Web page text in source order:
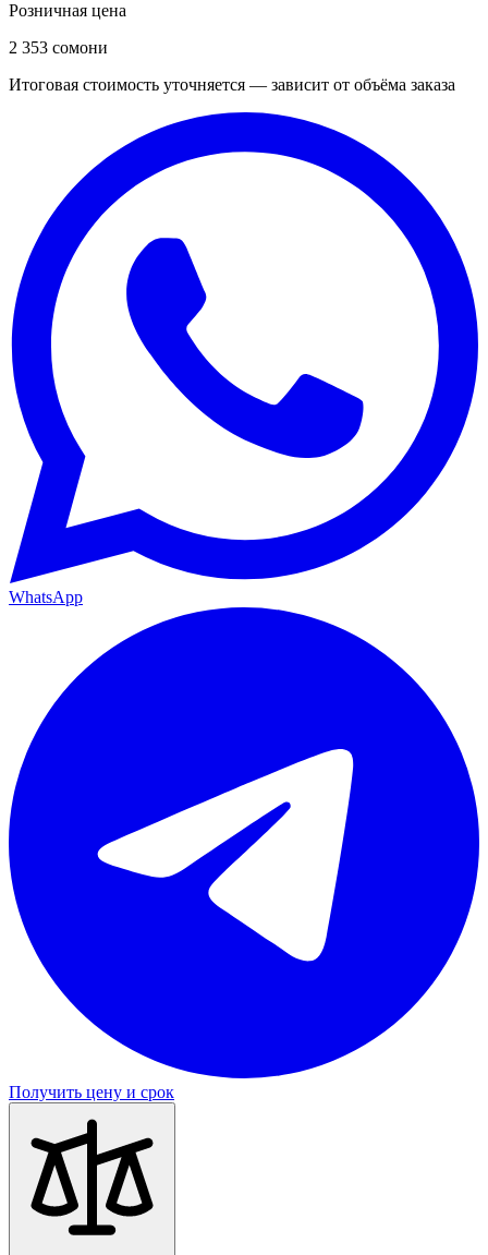
Розничная цена
2 353 сомони
Итоговая стоимость уточняется — зависит от объёма заказа
WhatsApp
Получить цену и срок